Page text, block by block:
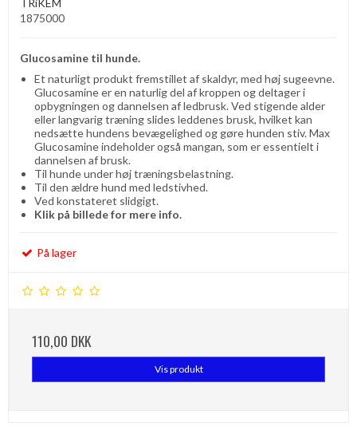
TRiKEM
1875000
Glucosamine til hunde.
Et naturligt produkt fremstillet af skaldyr, med høj sugeevne.
Glucosamine er en naturlig del af kroppen og deltager i
opbygningen og dannelsen af ​​ledbrusk. Ved stigende alder
eller langvarig træning slides leddenes brusk, hvilket kan
nedsætte hundens bevægelighed og gøre hunden stiv. Max
Glucosamine indeholder også mangan, som er essentielt i
dannelsen af ​​brusk.
Til hunde under høj træningsbelastning.
Til den ældre hund med ledstivhed.
Ved konstateret slidgigt.
Klik på billede for mere info.
På lager
110,00 DKK
Vis produkt